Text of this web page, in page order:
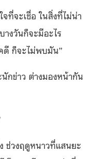
ที่จะเชื่อ ในสิ่งที่ไม่น่า
งวันก็จะมีอะไร
ดี ก็จะไม่พบมัน”
กข่าว ต่างมองหน้ากัน
ช่วงฤดูหนาวที่แสนยะ